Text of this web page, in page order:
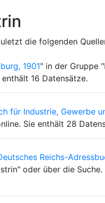
die folgenden
1901" in der Gruppe
16 Datensätze.
für Industrie, Gewerbe
Sie enthält 28
Reichs-
oder über die